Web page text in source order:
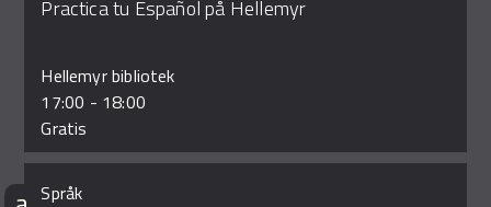
Practica tu Español på Hellemyr
Hellemyr bibliotek
17:00 - 18:00
Gratis
Språk